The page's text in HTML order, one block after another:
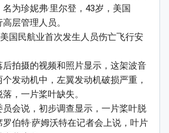
为珍妮弗·里尔登，43岁，美国
层管理人员。
国民航业首次发生人员伤亡飞行安
拍摄的视频和照片显示，这架波音
发动机中，左翼发动机破损严重，
，一片桨叶缺失。
会说，初步调查显示，一片桨叶脱
伯特·萨姆沃特在记者会上说，叶片